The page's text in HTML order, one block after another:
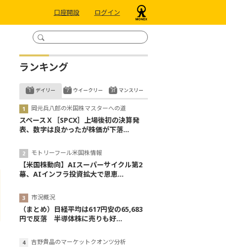
口座開設 ログイン
ランキング
デイリー
岡元兵八郎の米国株マスターへの道
スペースＸ［SPCX］上場後初の決算発
表、数字は良かったが株価が下落...
モトリーフール米国株情報
【米国株動向】AIスーパーサイクル第2
幕、AIインフラ投資拡大で恩恵...
市況概況
（まとめ）日経平均は617円安の65,683
円で反落 半導体株に売りも好...
吉野貴晶のマーケットクオンツ分析
ウイークリー マンスリー